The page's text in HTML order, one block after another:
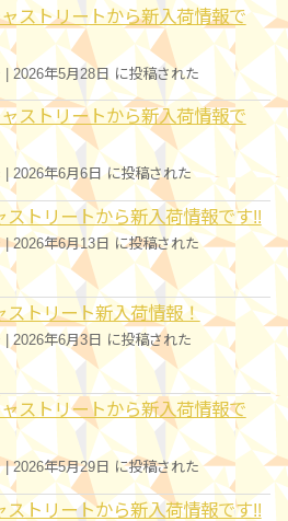
ストリートから新入荷情報で
|2026年5月28日 に投稿された
ストリートから新入荷情報で
|2026年6月6日 に投稿された
ストリートから新入荷情報です!!
|2026年6月13日 に投稿された
ストリート新入荷情報！
2026年6月3日 に投稿された
ストリートから新入荷情報で
|2026年5月29日 に投稿された
ストリートから新入荷情報です!!